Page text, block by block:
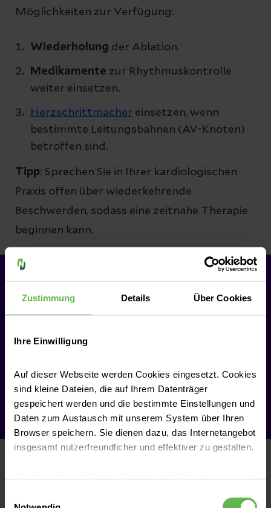
Zustimmung Details Über Cookies
Ihre Einwilligung
Auf dieser Webseite werden Cookies eingesetzt. Cookies
sind kleine Dateien, die auf Ihrem Datenträger
gespeichert werden und die bestimmte Einstellungen und
Daten zum Austausch mit unserem System über Ihren
Browser speichern. Sie dienen dazu, das Internetangebot
insgesamt nutzerfreundlicher und effektiver zu gestalten.
eingesetzt werden.
Möglichkeiten zur Verfügung:
Wiederholung der Ablation.
Medikamente zur Rhythmuskontrolle
weiter einsetzen.
Herzschrittmacher einsetzen, wenn
bestimmte Leitungsbahnen (AV-Knoten)
betroffen sind.
Tipp: Sprechen Sie in Ihrer kardiologischen
Praxis offen über wiederkehrende
Beschwerden, sodass eine zeitnahe Therapie
beginnen kann.
Termin vor Ort
Videosprechstunde